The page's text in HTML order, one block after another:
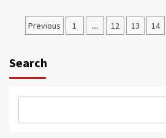
Posts
Previous 1 … 12 13 14
Search